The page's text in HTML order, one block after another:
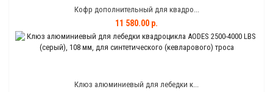
Кофр дополнительный для квадро...
11 580.00 р.
Клюз алюминиевый для лебедки к...